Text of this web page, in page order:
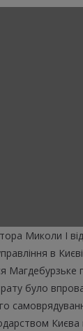
Миколи І
в
Магдебурзьке
було
Києва